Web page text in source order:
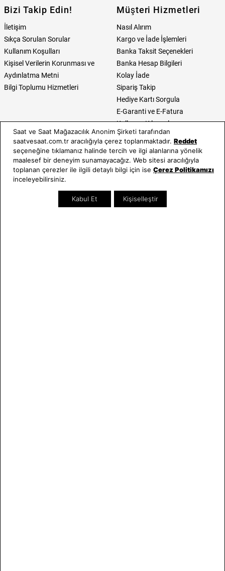
Bizi Takip Edin!
İletişim
Sıkça Sorulan Sorular
Kullanım Koşulları
Kişisel Verilerin Korunması ve
Aydınlatma Metni
Bilgi Toplumu Hizmetleri
Müşteri Hizmetleri
Nasıl Alırım
Kargo ve İade İşlemleri
Banka Taksit Seçenekleri
Banka Hesap Bilgileri
Kolay İade
Sipariş Takip
Hediye Kartı Sorgula
E-Garanti ve E-Fatura
Kullanım Kılavuzları
Saat ve Saat
Hakkımızda
Neden Saat ve Saat
Mağazalar
Mağazada Teknik Servis
Kategoriler
Erkek Saat
Kadın Saat
Takı & Aksesuar
Kampanyalar
Saat ve Saat Mağazacılık Anonim Şirketi tarafından
saatvesaat.com.tr aracılığıyla çerez toplanmaktadır. Reddet
seçeneğine tıklamanız halinde tercih ve ilgi alanlarına yönelik
maalesef bir deneyim sunamayacağız. Web sitesi aracılığıyla
toplanan çerezler ile ilgili detaylı bilgi için ise Çerez Politikamızı
inceleyebilirsiniz.
Kabul Et Kişiselleştir